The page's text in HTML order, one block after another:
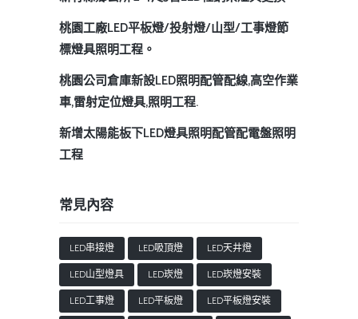
桃園工廠LED平板燈/投射燈/山型/工事燈節
標燈具照明工程。
桃園公司倉庫新設LED照明配管配線,高空作業
車,雷射定位燈具,照明工程.
新增太陽能板下LED燈具照明配管配電盤照明
工程
常見內容
LED串接燈 LED吸頂燈
LED天井燈
LED山型燈具
LED崁燈
LED崁燈安裝
LED工事燈
LED平板燈
LED平板燈安裝